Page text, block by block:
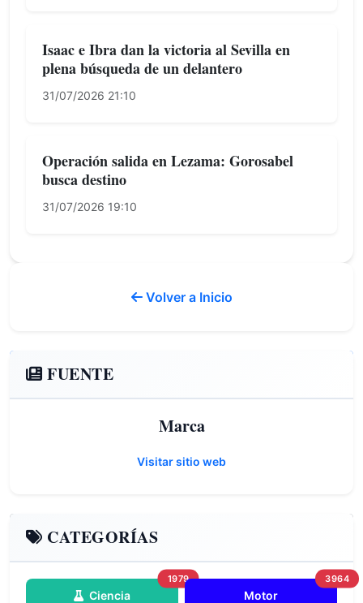
Isaac e Ibra dan la victoria al Sevilla en
plena búsqueda de un delantero
31/07/2026 21:10
Operación salida en Lezama: Gorosabel
busca destino
31/07/2026 19:10
Volver a Inicio
FUENTE
Marca
Visitar sitio web
CATEGORÍAS
Ciencia
1979
Motor
3964